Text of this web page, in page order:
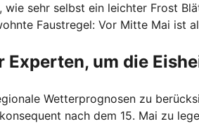
wie sehr selbst ein leichter Frost
Faustregel: Vor Mitte Mai ist
Experten, um die
Wetterprognosen zu
nach dem 15. Mai zu